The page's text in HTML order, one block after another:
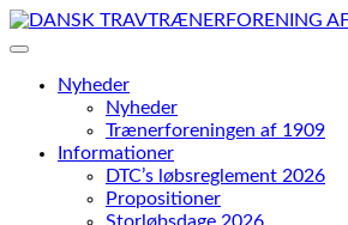
Skip
to
Nyheder
Nyheder
Trænerforeningen af 1909
Informationer
DTC’s løbsreglement 2026
Propositioner